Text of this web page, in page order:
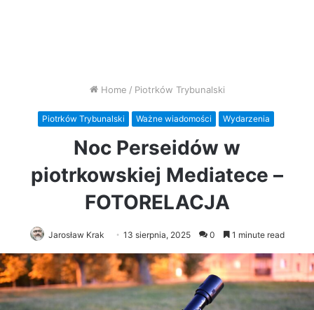
Home / Piotrków Trybunalski
Piotrków Trybunalski Ważne wiadomości Wydarzenia
Noc Perseidów w
piotrkowskiej Mediatece –
FOTORELACJA
Jarosław Krak 13 sierpnia, 2025 0 1 minute read